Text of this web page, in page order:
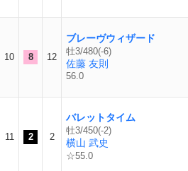
10 8 12
ブレーヴウィザード
牡3/480(-6)
佐藤 友則
56.0
11 2 2
バレットタイム
牡3/450(-2)
横山 武史
☆55.0